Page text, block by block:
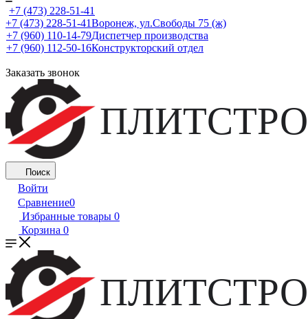
+7 (473) 228-51-41
+7 (473) 228-51-41Воронеж, ул.Свободы 75 (ж)
+7 (960) 110-14-79Диспетчер производства
+7 (960) 112-50-16Конструкторский отдел
Заказать звонок
Поиск
Войти
Сравнение0
Избранные товары 0
Корзина 0